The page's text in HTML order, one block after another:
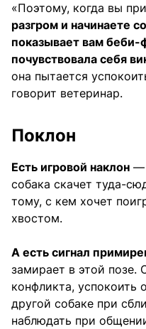
«Поэтому, когда вы
разгром и начинаете
показывает вам беби-
почувствовала себя
она пытается
говорит ветеринар.
Поклон
Есть игровой наклон —
собака скачет туда-
тому, с кем хочет
хвостом.
А есть сигнал
замирает в этой позе.
конфликта, успокоить
другой собаке при
наблюдать при